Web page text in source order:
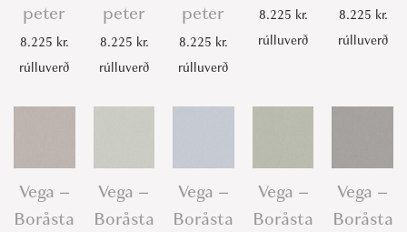
peter
8.225 kr.
rúlluverð
peter
8.225 kr.
rúlluverð
peter
8.225 kr.
rúlluverð
8.225 kr.
rúlluverð
8.225 kr.
rúlluverð
Vega –
Boråsta
Vega –
Boråsta
Vega –
Boråsta
Vega –
Boråsta
Vega –
Boråsta